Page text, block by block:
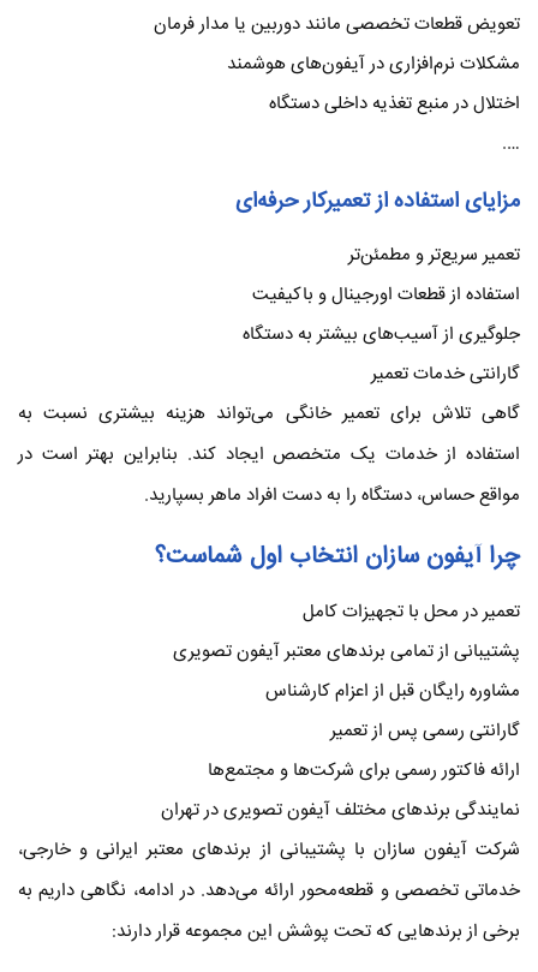
تعویض قطعات تخصصی مانند دوربین یا مدار فرمان
مشکلات نرم‌افزاری در آیفون‌های هوشمند
اختلال در منبع تغذیه داخلی دستگاه
….
مزایای استفاده از تعمیرکار حرفه‌ای
تعمیر سریع‌تر و مطمئن‌تر
استفاده از قطعات اورجینال و باکیفیت
جلوگیری از آسیب‌های بیشتر به دستگاه
گارانتی خدمات تعمیر
گاهی تلاش برای تعمیر خانگی می‌تواند هزینه بیشتری نسبت به
استفاده از خدمات یک متخصص ایجاد کند. بنابراین بهتر است در
مواقع حساس، دستگاه را به دست افراد ماهر بسپارید.
چرا آیفون سازان انتخاب اول شماست؟
تعمیر در محل با تجهیزات کامل
پشتیبانی از تمامی برندهای معتبر آیفون تصویری
مشاوره رایگان قبل از اعزام کارشناس
گارانتی رسمی پس از تعمیر
ارائه فاکتور رسمی برای شرکت‌ها و مجتمع‌ها
نمایندگی برندهای مختلف آیفون تصویری در تهران
شرکت آیفون سازان با پشتیبانی از برندهای معتبر ایرانی و خارجی،
خدماتی تخصصی و قطعه‌محور ارائه می‌دهد. در ادامه، نگاهی داریم به
برخی از برندهایی که تحت پوشش این مجموعه قرار دارند: